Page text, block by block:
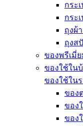
กระ
กระ
ถุงผ้
ถุงส
ของพรีเมี่
ของใช้ใน
ของใช้ใน
ของ
ของ
ของ